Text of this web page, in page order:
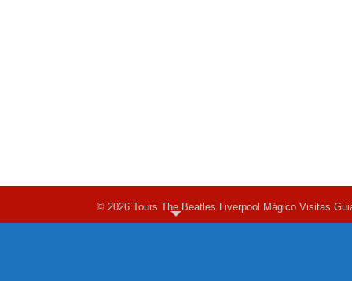
© 2026 Tours The Beatles Liverpool Mágico Visitas